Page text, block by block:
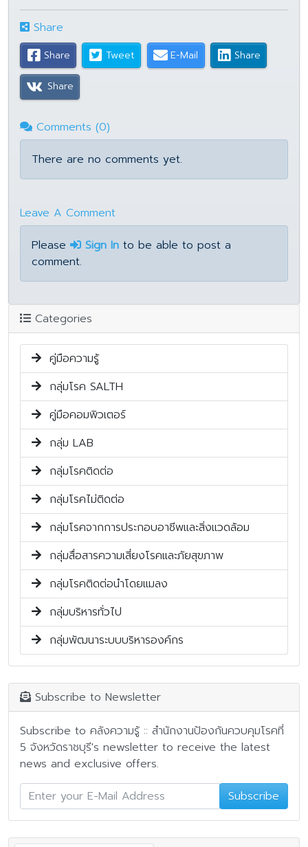
Share
Share Tweet E-Mail Share
Share
Comments (0)
There are no comments yet.
Leave A Comment
Please
Sign In to be able to post a
comment.
Categories
คู่มือความรู้
กลุ่มโรค SALTH
คู่มือคอมพิวเตอร์
กลุ่ม LAB
กลุ่มโรคติดต่อ
กลุ่มโรคไม่ติดต่อ
กลุ่มโรคจากการประกอบอาชีพและสิ่งแวดล้อม
กลุ่มสื่อสารความเสี่ยงโรคและภัยสุขภาพ
กลุ่มโรคติดต่อนำโดยแมลง
กลุ่มบริหารทั่วไป
กลุ่มพัฒนาระบบบริหารองค์กร
Subscribe to Newsletter
Subscribe to คลังความรู้ :: สำนักงานป้องกันควบคุมโรคที่
5 จังหวัดราชบุรี's newsletter to receive the latest
news and exclusive offers.
Subscribe